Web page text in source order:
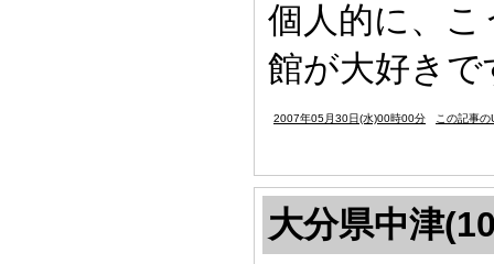
個人的に、
館が大好きで
2007年05月30日(水)00時00分 この記事の
大分県中津